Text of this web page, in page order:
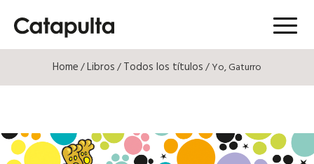
Menú
Home/Libros/Todos los títulos/ Yo, Gaturro